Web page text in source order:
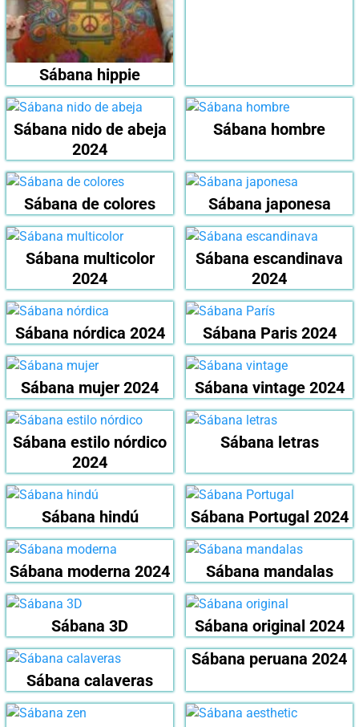
Sábana hippie
Sábana nido de abeja
2024
Sábana hombre
Sábana de colores Sábana japonesa
Sábana multicolor
2024
Sábana escandinava
2024
Sábana nórdica 2024 Sábana Paris 2024
Sábana mujer 2024 Sábana vintage 2024
Sábana estilo nórdico
2024
Sábana letras
Sábana hindú Sábana Portugal 2024
Sábana moderna 2024 Sábana mandalas
Sábana 3D Sábana original 2024
Sábana calaveras
Sábana peruana 2024